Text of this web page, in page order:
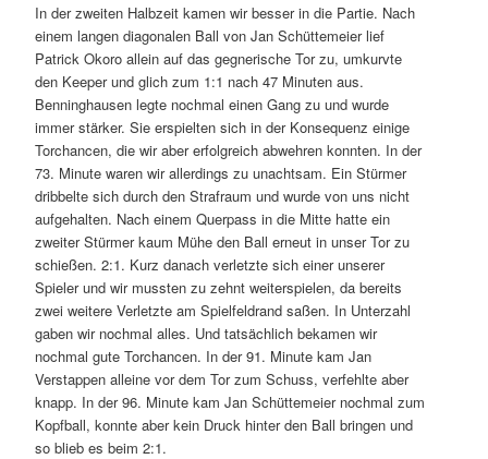
In der zweiten Halbzeit kamen wir besser in die Partie. Nach
einem langen diagonalen Ball von Jan Schüttemeier lief
Patrick Okoro allein auf das gegnerische Tor zu, umkurvte
den Keeper und glich zum 1:1 nach 47 Minuten aus.
Benninghausen legte nochmal einen Gang zu und wurde
immer stärker. Sie erspielten sich in der Konsequenz einige
Torchancen, die wir aber erfolgreich abwehren konnten. In der
73. Minute waren wir allerdings zu unachtsam. Ein Stürmer
dribbelte sich durch den Strafraum und wurde von uns nicht
aufgehalten. Nach einem Querpass in die Mitte hatte ein
zweiter Stürmer kaum Mühe den Ball erneut in unser Tor zu
schießen. 2:1. Kurz danach verletzte sich einer unserer
Spieler und wir mussten zu zehnt weiterspielen, da bereits
zwei weitere Verletzte am Spielfeldrand saßen. In Unterzahl
gaben wir nochmal alles. Und tatsächlich bekamen wir
nochmal gute Torchancen. In der 91. Minute kam Jan
Verstappen alleine vor dem Tor zum Schuss, verfehlte aber
knapp. In der 96. Minute kam Jan Schüttemeier nochmal zum
Kopfball, konnte aber kein Druck hinter den Ball bringen und
so blieb es beim 2:1.